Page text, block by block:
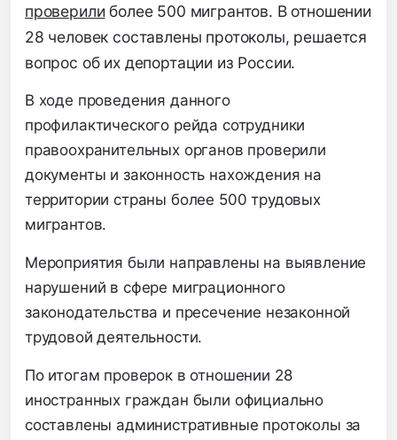
проверили более 500 мигрантов. В отношении
28 человек составлены протоколы, решается
вопрос об их депортации из России.
В ходе проведения данного
профилактического рейда сотрудники
правоохранительных органов проверили
документы и законность нахождения на
территории страны более 500 трудовых
мигрантов.
Мероприятия были направлены на выявление
нарушений в сфере миграционного
законодательства и пресечение незаконной
трудовой деятельности.
По итогам проверок в отношении 28
иностранных граждан были официально
составлены административные протоколы за